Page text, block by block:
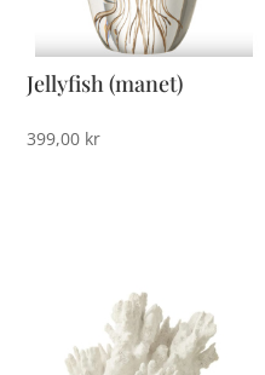
Jellyfish (manet)
399,00 kr